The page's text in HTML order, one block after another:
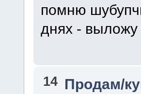
помню
днях - выложу
14 Продам/